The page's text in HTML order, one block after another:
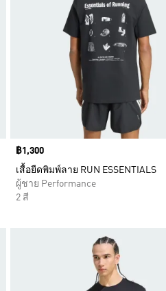
Price
฿1,300
เสื้อยืดพิมพ์ลาย RUN ESSENTIALS
ผู้ชาย Performance
2 สี
เพิ่มไปยังรายการสินค้าโปรด